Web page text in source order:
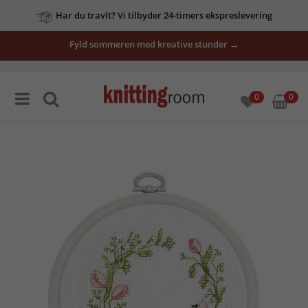
Har du travlt? Vi tilbyder 24-timers ekspreslevering
Fyld sommeren med kreative stunder →
0 0